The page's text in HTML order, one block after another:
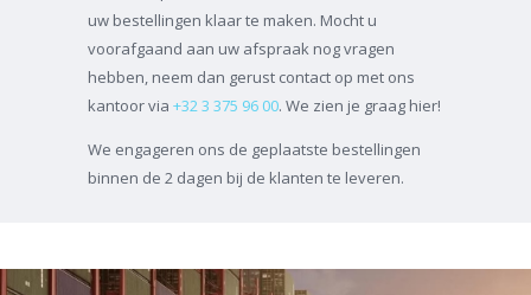
uw bestellingen klaar te maken. Mocht u
voorafgaand aan uw afspraak nog vragen
hebben, neem dan gerust contact op met ons
kantoor via +32 3 375 96 00. We zien je graag hier!
We engageren ons de geplaatste bestellingen
binnen de 2 dagen bij de klanten te leveren.